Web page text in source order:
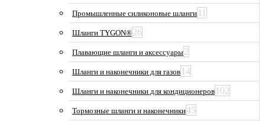
Промышленные силиконовые шланги 11
Шланги TYGON®26
Плавающие шланги и аксессуары2
Шланги и наконечники для газов 14
Шланги и наконечники для кондиционеров 102
Тормозные шланги и наконечники45